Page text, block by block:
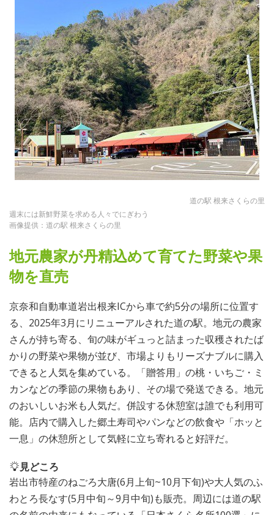
道の駅 根来さくらの里
週末には新鮮野菜を求める人々でにぎわう
画像提供：道の駅 根来さくらの里
地元農家が丹精込めて育てた野菜や果
物を直売
京奈和自動車道岩出根来ICから車で約5分の場所に位置す
る、2025年3月にリニューアルされた道の駅。地元の農家
さんが持ち寄る、旬の味がギュっと詰まった収穫されたば
かりの野菜や果物が並び、市場よりもリーズナブルに購入
できると人気を集めている。「贈答用」の桃・いちご・ミ
カンなどの季節の果物もあり、その場で発送できる。地元
のおいしいお米も人気だ。併設する休憩室は誰でも利用可
能。店内で購入した郷土寿司やパンなどの飲食や「ホッと
一息」の休憩所として気軽に立ち寄れると好評だ。
見どころ
岩出市特産のねごろ大唐(6月上旬~10月下旬)や大人気のふ
わとろ長なす(5月中旬～9月中旬)も販売。周辺には道の駅